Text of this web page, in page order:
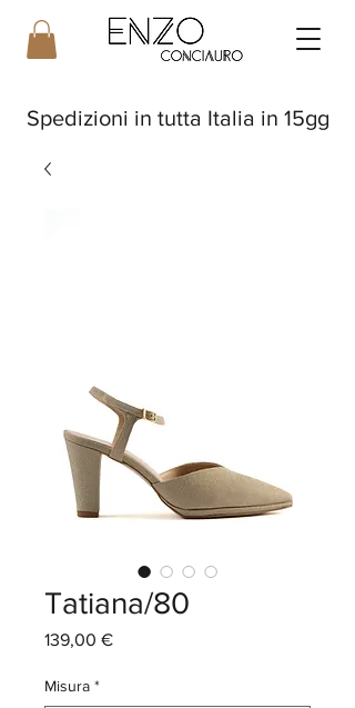
Spedizioni in tutta Italia in 15gg
Tatiana/80
139,00 €Prezzo
Misura *